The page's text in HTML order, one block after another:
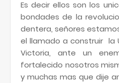
Es decir ellos son los
bondades de la
dentera, señores
el llamado a construir la
Victoria, ante un
fortalecido nosotros
y muchas mas que dije